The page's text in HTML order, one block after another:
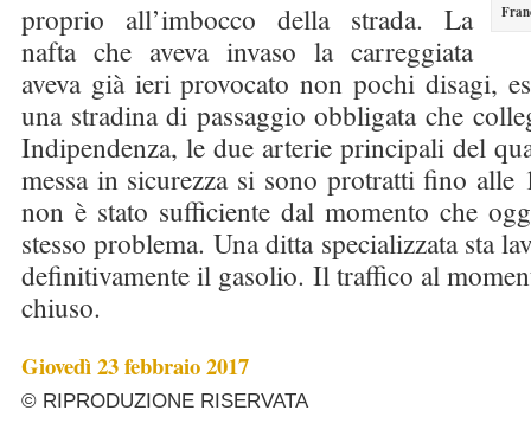
proprio all’imbocco della strada. La
nafta che aveva invaso la carreggiata
aveva già ieri provocato non pochi disagi,
una stradina di passaggio obbligata che
Indipendenza, le due arterie principali del
messa in sicurezza si sono protratti fino alle
non è stato sufficiente dal momento che
stesso problema. Una ditta specializzata sta
definitivamente il gasolio. Il traffico al
chiuso.
Giovedì 23 febbraio 2017
© RIPRODUZIONE RISERVATA